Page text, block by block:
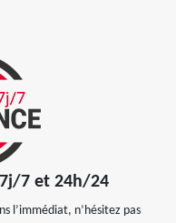
7j/7 et 24h/24
l’immédiat, n’hésitez pas